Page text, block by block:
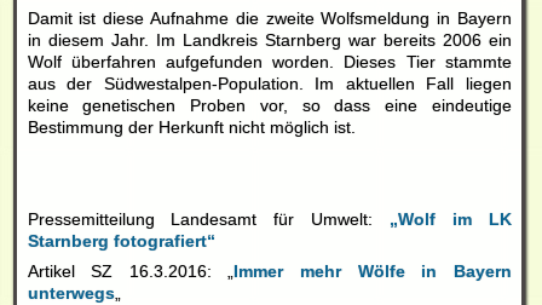
Damit ist diese Aufnahme die zweite Wolfsmeldung in Bayern
in diesem Jahr. Im Landkreis Starnberg war bereits 2006 ein
Wolf überfahren aufgefunden worden. Dieses Tier stammte
aus der Südwestalpen-Population. Im aktuellen Fall liegen
keine genetischen Proben vor, so dass eine eindeutige
Bestimmung der Herkunft nicht möglich ist.
Pressemitteilung Landesamt für Umwelt: „Wolf im LK
Starnberg fotografiert“
Artikel SZ 16.3.2016: „Immer mehr Wölfe in Bayern
unterwegs„